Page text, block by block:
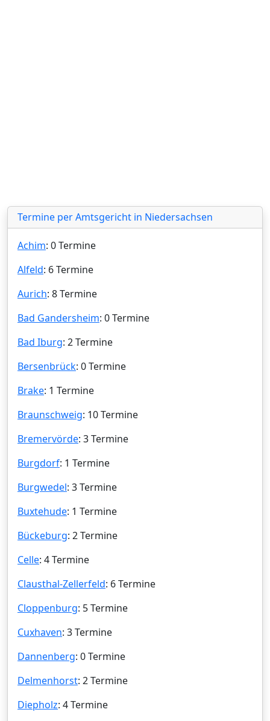
Termine per Amtsgericht in Niedersachsen
Achim: 0 Termine
Alfeld: 6 Termine
Aurich: 8 Termine
Bad Gandersheim: 0 Termine
Bad Iburg: 2 Termine
Bersenbrück: 0 Termine
Brake: 1 Termine
Braunschweig: 10 Termine
Bremervörde: 3 Termine
Burgdorf: 1 Termine
Burgwedel: 3 Termine
Buxtehude: 1 Termine
Bückeburg: 2 Termine
Celle: 4 Termine
Clausthal-Zellerfeld: 6 Termine
Cloppenburg: 5 Termine
Cuxhaven: 3 Termine
Dannenberg: 0 Termine
Delmenhorst: 2 Termine
Diepholz: 4 Termine